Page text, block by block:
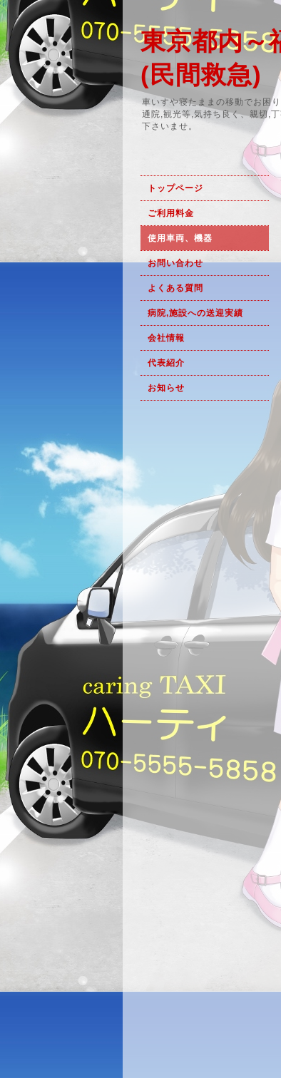
東京都内～
(民間救急)
車いすや寝たままの移動でお困
通院,観光等,気持ち良く、親切,
下さいませ。
トップページ
ご利用料金
使用車両、機器
お問い合わせ
よくある質問
病院,施設への送迎実績
会社情報
代表紹介
お知らせ